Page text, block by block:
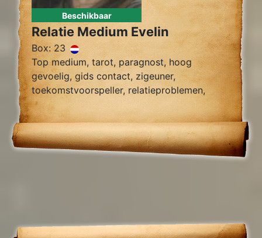
Beschikbaar
Relatie Medium Evelin
Box: 23
Top medium, tarot, paragnost, hoog
gevoelig, gids contact, zigeuner,
toekomstvoorspeller, relatieproblemen,
zielsverwant, tweelingzielen, chakra.